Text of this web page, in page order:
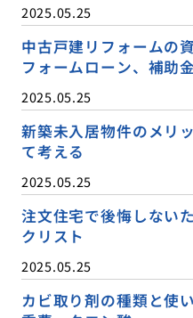
2025.05.25
中古戸建リフォームの
フォームローン、補助金
2025.05.25
新築未入居物件のメリ
て考える
2025.05.25
注文住宅で後悔しない
クリスト
2025.05.25
カビ取り剤の種類と使